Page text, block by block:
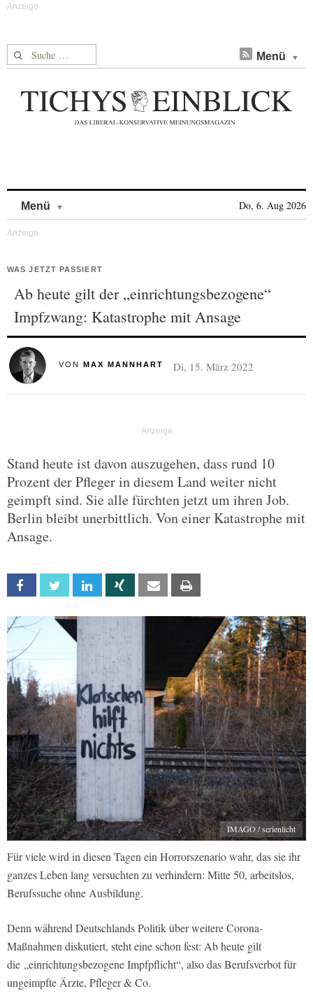
Suche nach: Menü
Menü Do, 6. Aug 2026
WAS JETZT PASSIERT
Ab heute gilt der „einrichtungsbezogene“
Impfzwang: Katastrophe mit Ansage
VON MAX MANNHART Di, 15. März 2022
Stand heute ist davon auszugehen, dass rund 10
Prozent der Pfleger in diesem Land weiter nicht
geimpft sind. Sie alle fürchten jetzt um ihren Job.
Berlin bleibt unerbittlich. Von einer Katastrophe mit
Ansage.
Facebook Twitter Linkedin Xing Email
IMAGO / serienlicht
Für viele wird in diesen Tagen ein Horrorszenario wahr, das sie ihr
ganzes Leben lang versuchten zu verhindern: Mitte 50, arbeitslos,
Berufssuche ohne Ausbildung.
Denn während Deutschlands Politik über weitere Corona-
Maßnahmen diskutiert, steht eine schon fest: Ab heute gilt
die „einrichtungsbezogene Impfpflicht“, also das Berufsverbot für
ungeimpfte Ärzte, Pfleger & Co.